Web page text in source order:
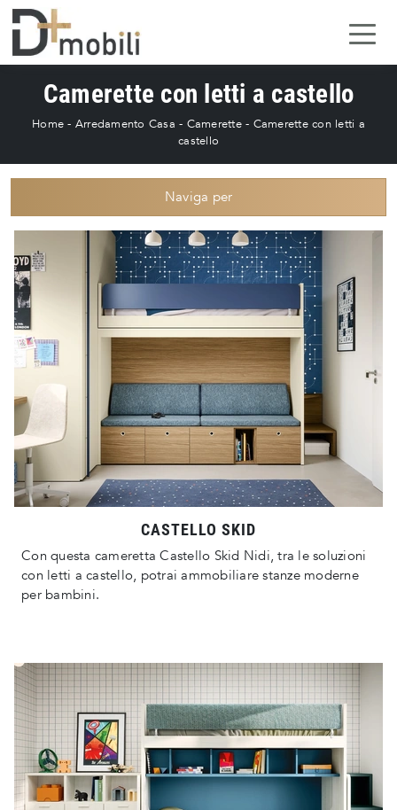
Camerette con letti a castello
Home - Arredamento Casa - Camerette- Camerette con letti a
castello
Naviga per
CASTELLO SKID
Con questa cameretta Castello Skid Nidi, tra le soluzioni
con letti a castello, potrai ammobiliare stanze moderne
per bambini.